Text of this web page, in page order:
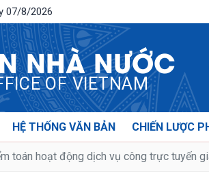
07/8/2026
NHÀ NƯỚC
OF VIETNAM
HỆ THỐNG VĂN BẢN CHIẾN LƯỢC
toán hoạt động dịch vụ công trực tuyến